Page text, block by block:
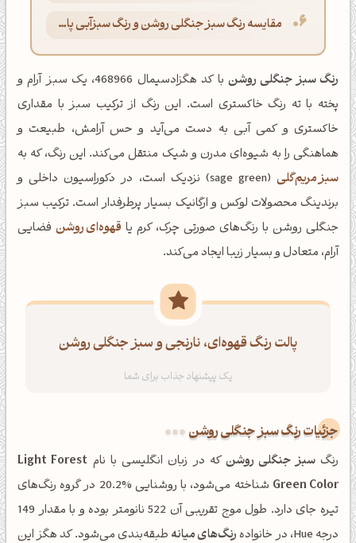
مقایسه رنگ سبز جنگلی روشن و رنگ سبزآبی پاستلی
رنگ سبز جنگلی روشن
با کد هگزادسیمال 468966، یک سبز آرام و
پخته با ته رنگ خاکستری است. این رنگ از ترکیب سبز با مقداری
خاکستری و کمی آبی به دست می‌آید و حس آرامش، طبیعت و
هماهنگی را به شیوه‌ای مدرن و شیک منتقل می‌کند. این رنگ، که به
سبز مریم‌گلی
(sage green) نزدیک است، در دکوراسیون داخلی و
برندینگ محصولات لوکس و ارگانیک بسیار پرطرفدار است. ترکیب سبز
جنگلی روشن با رنگ‌های صورتی چرک، کرم یا قهوه‌ای روشن فضایی
آرام، متعادل و بسیار زیبا ایجاد می‌کند.
پالت رنگ قهوه‌ای، نارنجی و سبز جنگلی روشن
جزئیات رنگ سبز جنگلی روشن
رنگسبز جنگلی روشنکه در زبان انگلیسی با نام Light Forest
Green Color
شناخته می‌شود، با روشنایی %20.2 در گروه رنگ‌های
تیره جای دارد. طول موج تقریبی آن 522 نانومتر بوده و با مقدار 149
درجه Hue، در خانواده
رنگ‌های میانه طبقه‌بندی می‌شود. کد هگز این